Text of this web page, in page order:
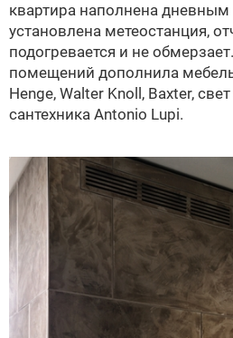
квартира наполнена
установлена метеостанция,
подогревается и не
помещений дополнила
Henge, Walter Knoll, Baxter,
сантехника Antonio Lupi.